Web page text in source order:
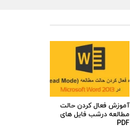
آموزش فعال کردن حالت
مطالعه درشب فایل های
PDF